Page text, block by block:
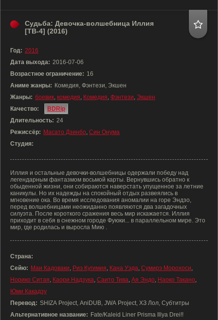
Судьба: Девочка-волшебница Иллия
[ТВ-4] (2016)
Год: 2016
Дата выхода: 2016-07-06
Возрастное ограничение: 16
Аниме жанры: Комедия, Фэнтези, Экшен
Жанры: боевик, комедия, Комедия, Фэнтези, Экшен
Качество:
BDRip
Длительность: 24
Режиссёр: Масато Дзинбо, Син Онума
Студия:
Иллия и остальные девочки-волшебницы одержали победу над
легендарным фантазмом восьмой карты. Вернувшись обратно к
обыденной жизни, они собираются наверстать упущенное за летние
каникулы. Но их надежды на спокойный отдых развеялись в
мгновение ока. Во время исследования аномалии на горе Эндзо,
перед волшебницами неожиданно появляются два загадочных
силуэта. После короткого сражения весь мир искажается. Иллия
приходит в себя в снежном городе Фуюки... в параллельном мире. Это
мир, где родилась и выросла Мию .
Страна:
Сейю: Маи Кадоваки, Риэ Кугимия, Кана Уэда, Сумирэ Морохоси,
Норико Ситая, Каори Надзука, Саито Тива, Ая Эндо, Наоко Такано,
Юми Какадзу
Перевод: SHIZA Project, AniDUB, JWA Project, ХЗ Лол, Субтитры
Альтернативное название: Fate/Kaleid Liner Prisma Illya Drei!!